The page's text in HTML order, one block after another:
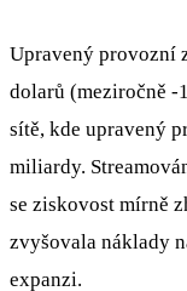
Upravený provozní
dolarů (meziročně
sítě, kde upravený
miliardy.
se ziskovost mírně
zvyšovala náklady
expanzi.